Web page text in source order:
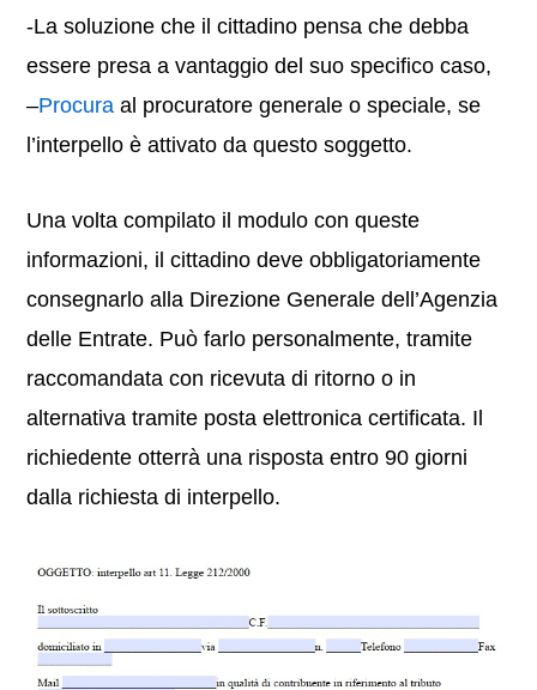
-La soluzione che il cittadino pensa che debba
essere presa a vantaggio del suo specifico caso,
–Procura al procuratore generale o speciale, se
l’interpello è attivato da questo soggetto.
Una volta compilato il modulo con queste
informazioni, il cittadino deve obbligatoriamente
consegnarlo alla Direzione Generale dell’Agenzia
delle Entrate. Può farlo personalmente, tramite
raccomandata con ricevuta di ritorno o in
alternativa tramite posta elettronica certificata. Il
richiedente otterrà una risposta entro 90 giorni
dalla richiesta di interpello.